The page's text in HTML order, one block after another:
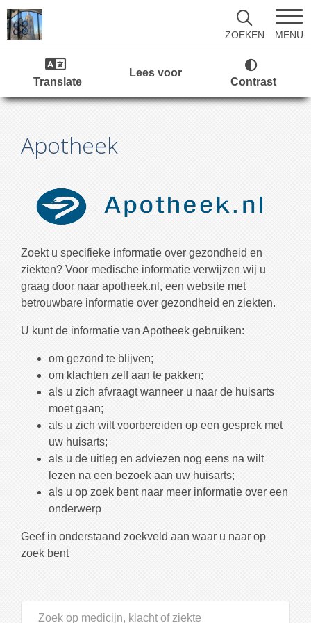
ZOEKEN MENU
Translate
Lees voor
Contrast
Apotheek
Zoekt u specifieke informatie over gezondheid en
ziekten? Voor medische informatie verwijzen wij u
graag door naar apotheek.nl, een website met
betrouwbare informatie over gezondheid en ziekten.
U kunt de informatie van Apotheek gebruiken:
om gezond te blijven;
om klachten zelf aan te pakken;
als u zich afvraagt wanneer u naar de huisarts
moet gaan;
als u zich wilt voorbereiden op een gesprek met
uw huisarts;
als u de uitleg en adviezen nog eens na wilt
lezen na een bezoek aan uw huisarts;
als u op zoek bent naar meer informatie over een
onderwerp
Geef in onderstaand zoekveld aan waar u naar op
zoek bent